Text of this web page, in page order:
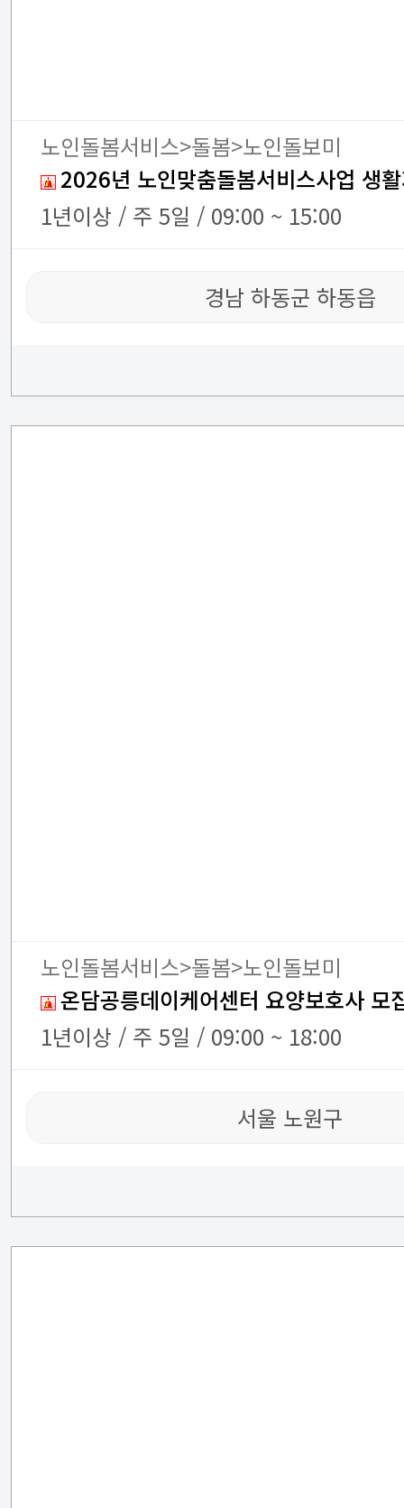
노인돌봄서비스>돌봄>노인돌보미
2026년 노인맞춤돌봄서비스사업 생
1년이상 / 주 5일 / 09:00 ~ 15:00
경남 하동군 하동읍
노인돌봄서비스>돌봄>노인돌보미
온담공릉데이케어센터 요양보호사 모
1년이상 / 주 5일 / 09:00 ~ 18:00
서울 노원구